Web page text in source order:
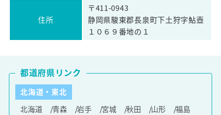
住所
〒411-0943
静岡県駿東郡長泉町下土狩字鮎壺
１０６９番地の１
北海道・東北
北海道
青森 岩手 宮城 秋田 山形
福島
都道府県リンク